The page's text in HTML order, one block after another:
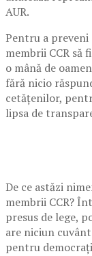
AUR.
Pentru a preveni
membrii CCR să
o mână de
fără nicio
cetățenilor,
lipsa de
De ce astăzi
membrii CCR?
presus de lege,
are niciun
pentru